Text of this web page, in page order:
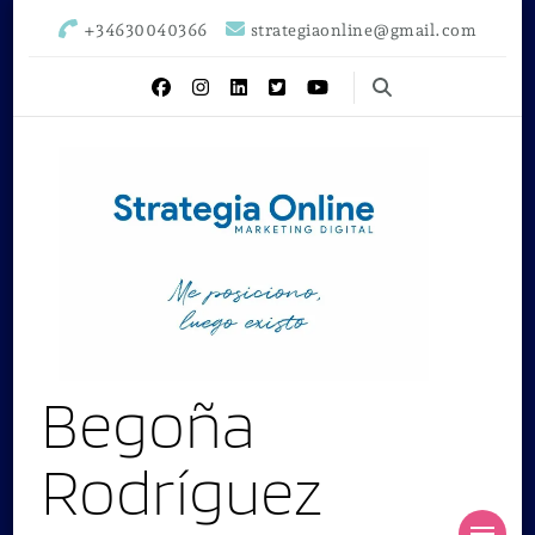
+34630040366 strategiaonline@gmail.com
Begoña
Rodríguez